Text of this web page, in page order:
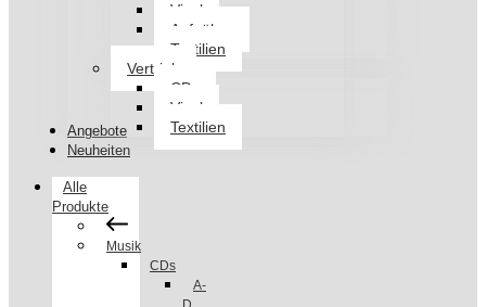
Vinyl
Aufnäher
Textilien
Vertrieb
CDs
Vinyl
Textilien
Angebote
Neuheiten
Alle
Produkte
Musik
CDs
A-